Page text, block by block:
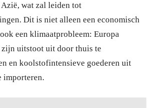
wat zal leiden tot
Dit is niet alleen een economisch
een klimaatprobleem: Europa
uitstoot uit door thuis te
en koolstofintensieve goederen uit
importeren.